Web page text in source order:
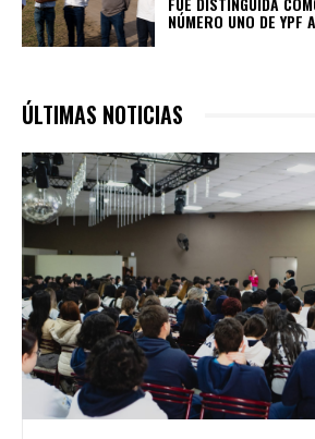
NÚMERO UNO DE YPF
ÚLTIMAS NOTICIAS